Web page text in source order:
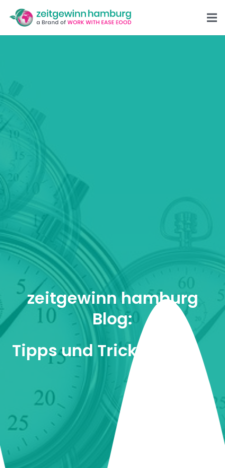
zeitgewinn hamburg
Blog:
Tipps und Tricks